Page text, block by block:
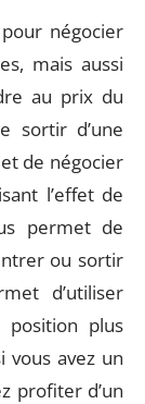
négocier
mais aussi
au prix du
sortir d’une
de négocier
l’effet de
permet de
ou sortir
d’utiliser
plus
vous avez un
profiter d’un